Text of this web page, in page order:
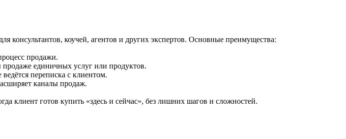
коучей, агентов и других экспертов. Основные преимущества:
продажи.
продаже единичных услуг или продуктов.
переписка с клиентом.
каналы продаж.
клиент готов купить «здесь и сейчас», без лишних шагов и сложностей.